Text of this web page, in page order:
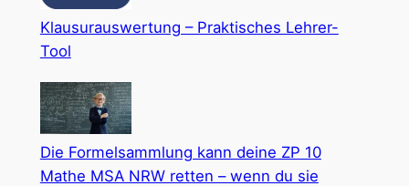
Klausurauswertung – Praktisches Lehrer-
Tool
Die Formelsammlung kann deine ZP 10
Mathe MSA NRW retten – wenn du sie